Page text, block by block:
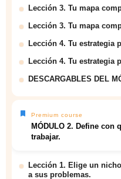
Lección 3. Tu mapa
Lección 3. Tu mapa
Lección 4. Tu estrategia
Lección 4. Tu estrategia
DESCARGABLES DEL
Premium course
MÓDULO 2. Define con
trabajar.
Lección 1. Elige un
a sus problemas.